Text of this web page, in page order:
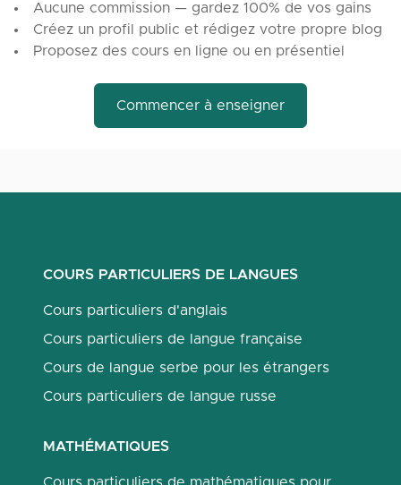
Aucune commission — gardez 100% de vos gains
Créez un profil public et rédigez votre propre blog
Proposez des cours en ligne ou en présentiel
Commencer à enseigner
COURS PARTICULIERS DE LANGUES
Cours particuliers d'anglais
Cours particuliers de langue française
Cours de langue serbe pour les étrangers
Cours particuliers de langue russe
MATHÉMATIQUES